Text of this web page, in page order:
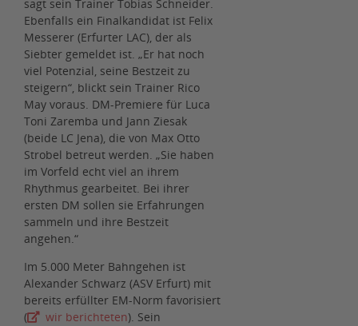
sagt sein Trainer Tobias Schneider.
Ebenfalls ein Finalkandidat ist Felix
Messerer (Erfurter LAC), der als
Siebter gemeldet ist. „Er hat noch
viel Potenzial, seine Bestzeit zu
steigern“, blickt sein Trainer Rico
May voraus. DM-Premiere für Luca
Toni Zaremba und Jann Ziesak
(beide LC Jena), die von Max Otto
Strobel betreut werden. „Sie haben
im Vorfeld echt viel an ihrem
Rhythmus gearbeitet. Bei ihrer
ersten DM sollen sie Erfahrungen
sammeln und ihre Bestzeit
angehen.“
Im 5.000 Meter Bahngehen ist
Alexander Schwarz (ASV Erfurt) mit
bereits erfüllter EM-Norm favorisiert
(
wir berichteten). Sein